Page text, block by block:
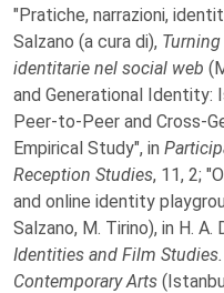
"Pratiche, narrazioni,
Salzano (a cura di),
identitarie nel social web
and Generational Identity:
Peer-to-Peer and Cross-
Empirical Study", in
Reception Studies, 11, 2;
and online identity
Salzano, M. Tirino), in H. A.
Identities and Film
Contemporary Arts